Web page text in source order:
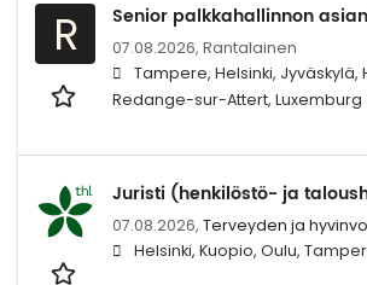
R Senior palkkahallinnon
07.08.2026, Rantalainen
Tampere, Helsinki, Jyväskylä,
Redange-sur-Attert, Luxemburg
Juristi (henkilöstö- ja
07.08.2026, Terveyden ja
Helsinki, Kuopio, Oulu,